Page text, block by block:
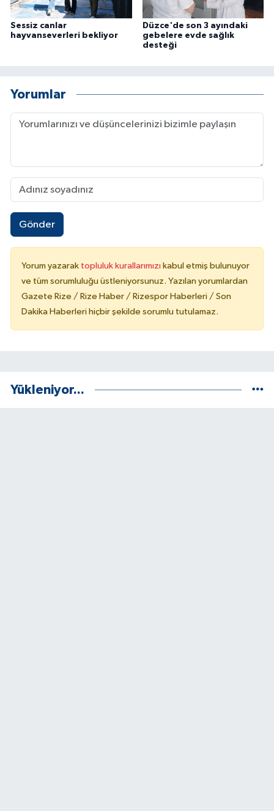
Sessiz canlar
hayvanseverleri bekliyor
Düzce'de son 3 ayındaki
gebelere evde sağlık
desteği
Yorumlar
Gönder
Yorum yazarak topluluk kurallarımızı kabul etmiş bulunuyor
ve tüm sorumluluğu üstleniyorsunuz. Yazılan yorumlardan
Gazete Rize / Rize Haber / Rizespor Haberleri / Son
Dakika Haberleri hiçbir şekilde sorumlu tutulamaz.
Yükleniyor...